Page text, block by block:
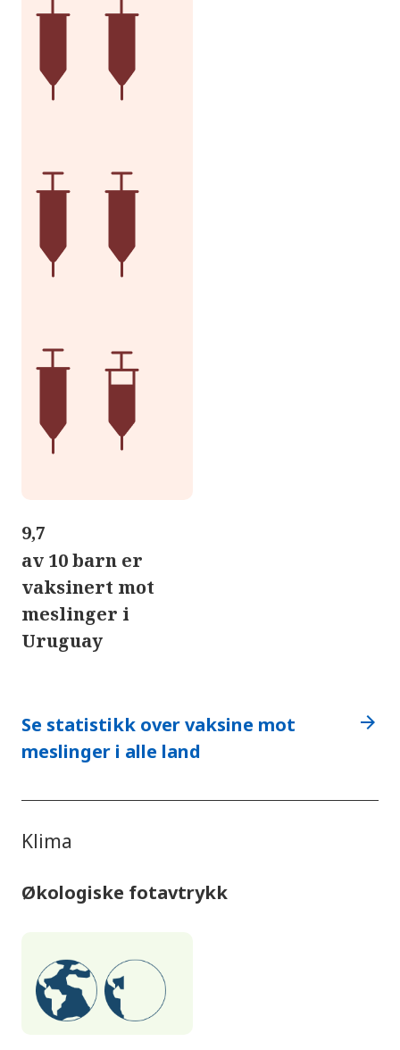
9,7
av 10 barn er
vaksinert mot
meslinger i
Uruguay
Se statistikk over vaksine mot
meslinger i alle land
arrow_forward
Klima
Økologiske fotavtrykk